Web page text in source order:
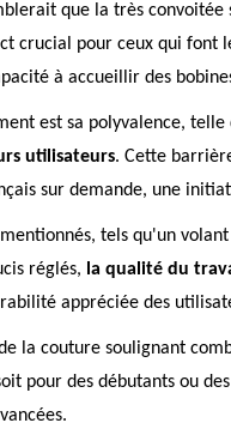
que la très
crucial pour ceux qui font
à accueillir des
est sa polyvalence,
utilisateurs. Cette
sur demande, une
tels qu'un
réglés, la qualité du
appréciée des
la couture soulignant
pour des débutants ou